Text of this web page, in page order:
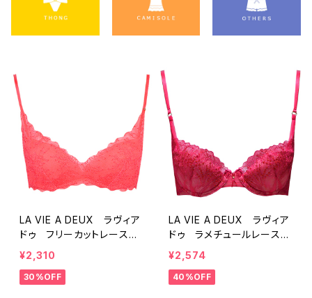
LA VIE A DEUX ラヴィア
ドゥ フリーカットレース
ブラレット ソフトブラ（トマ
トレッド）22457 SALE
送料無料
¥2,310
30%OFF
LA VIE A DEUX ラヴィア
ドゥ ラメチュールレース
ブラジャー C75 ブラ
（レッド）22452 SALE セ
ール 送料無料
¥2,574
40%OFF